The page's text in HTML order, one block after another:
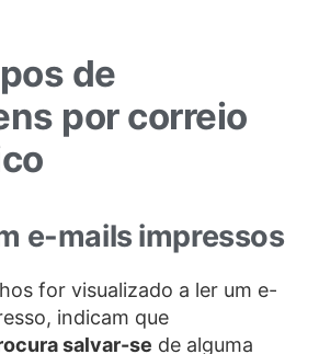
de
por correio
e-mails impressos
for visualizado a ler um e-
indicam que
salvar-se de alguma